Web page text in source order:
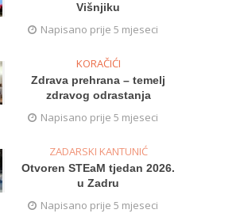
Višnjiku
Napisano prije 5 mjeseci
KORAČIĆI
Zdrava prehrana – temelj
zdravog odrastanja
Napisano prije 5 mjeseci
ZADARSKI KANTUNIĆ
Otvoren STEaM tjedan 2026.
u Zadru
Napisano prije 5 mjeseci